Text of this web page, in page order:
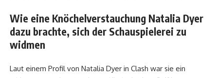
Wie eine Knöchelverstauchung Natalia Dyer
dazu brachte, sich der Schauspielerei zu
widmen
Laut einem Profil von Natalia Dyer in Clash war sie ein